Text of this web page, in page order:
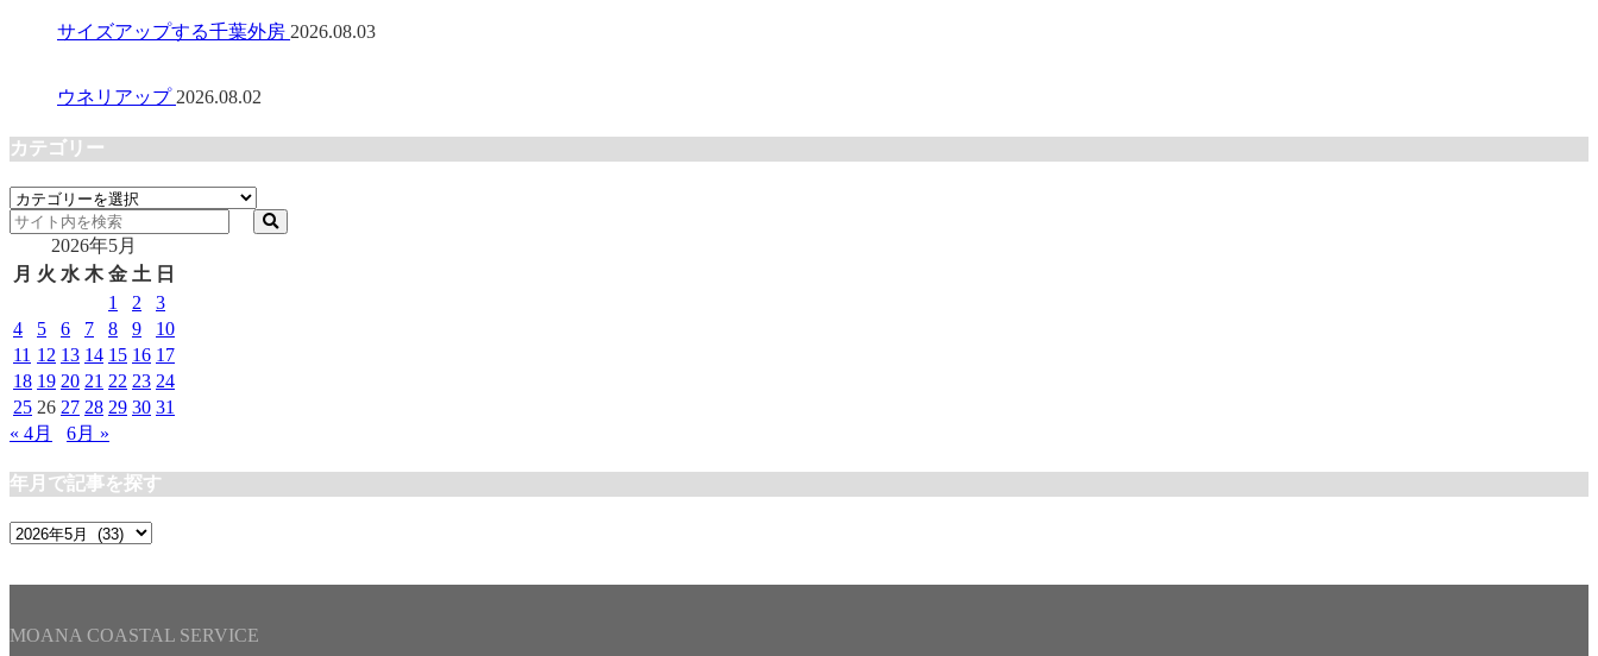
サイズアップする千葉外房 2026.08.03
ウネリアップ 2026.08.02
カテゴリー
カ
テ
リ
2026年5月
月 火 水 木 金 土 日
1
2
3
4
5 6 7 8 9
10
11 12 13 14 15 16 17
18 19 20 21 22 23 24
25 26 27 28 29 30 31
« 4月
6月 »
年月で記事を探す
年
で
事
MOANA COASTAL SERVICE